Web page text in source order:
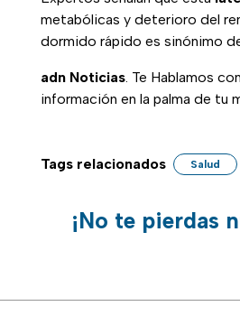
metabólicas y deterioro del
dormido rápido es sinónimo
adn Noticias. Te Hablamos
información en la palma de tu
Tags relacionados Salud
¡No te pierdas